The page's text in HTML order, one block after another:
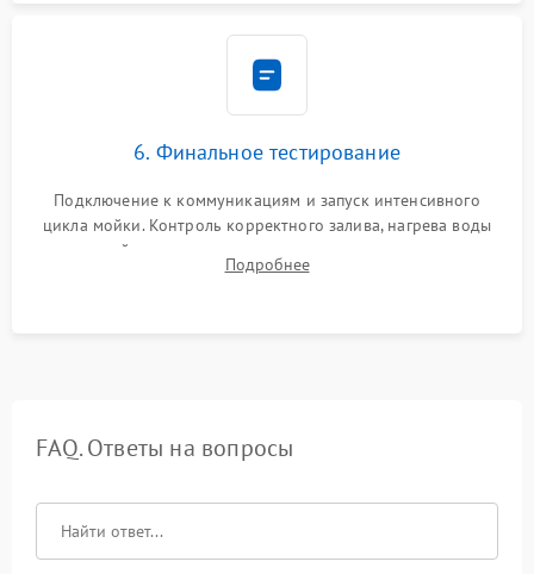
6. Финальное тестирование
Подключение к коммуникациям и запуск интенсивного
цикла мойки. Контроль корректного залива, нагрева воды
до нужной температуры, отсутствия посторонних шумов,
штатного слива и абсолютной сухости в поддоне.
Подробнее
FAQ. Ответы на вопросы